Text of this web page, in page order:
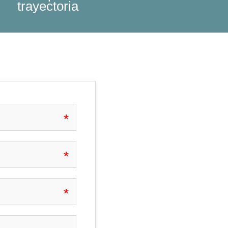
trayectoria